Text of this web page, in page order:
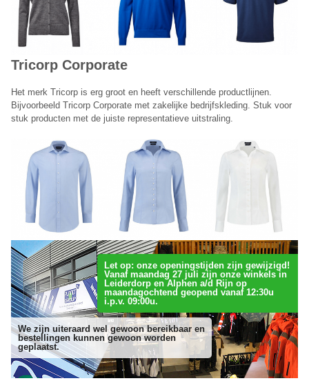
Tricorp Corporate
Het merk Tricorp is erg groot en heeft verschillende productlijnen.
Bijvoorbeeld Tricorp Corporate met zakelijke bedrijfskleding. Stuk voor
stuk producten met de juiste representatieve uitstraling.
Let op: onze openingstijden zijn gewijzigd!
Vanaf maandag 27 juli zijn onze winkels in
Leiderdorp en Alphen a/d Rijn op
maandagochtend geopend vanaf 12:30u
i.p.v. 09:00u.
We zijn uiteraard wel gewoon bereikbaar en
bestellingen kunnen gewoon worden
geplaatst.